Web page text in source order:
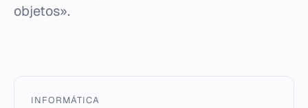
objetos».
INFORMÁTICA